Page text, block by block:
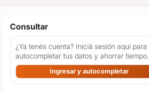
Consultar
¿Ya tenés cuenta? Iniciá sesión aquí para
autocompletar tus datos y ahorrar tiempo.
Ingresar y autocompletar